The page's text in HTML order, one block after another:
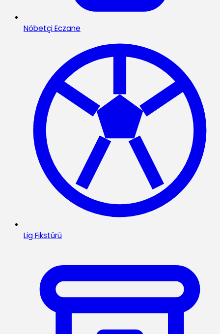
Nöbetçi Eczane
Lig Fikstürü